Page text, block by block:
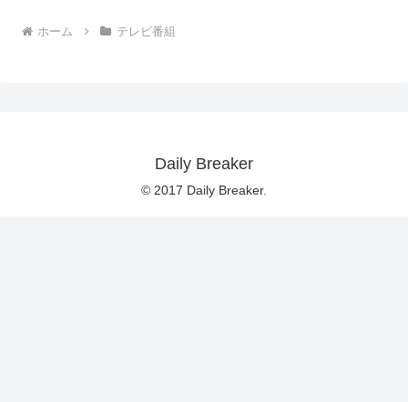
ホーム テレビ番組
Daily Breaker
© 2017 Daily Breaker.